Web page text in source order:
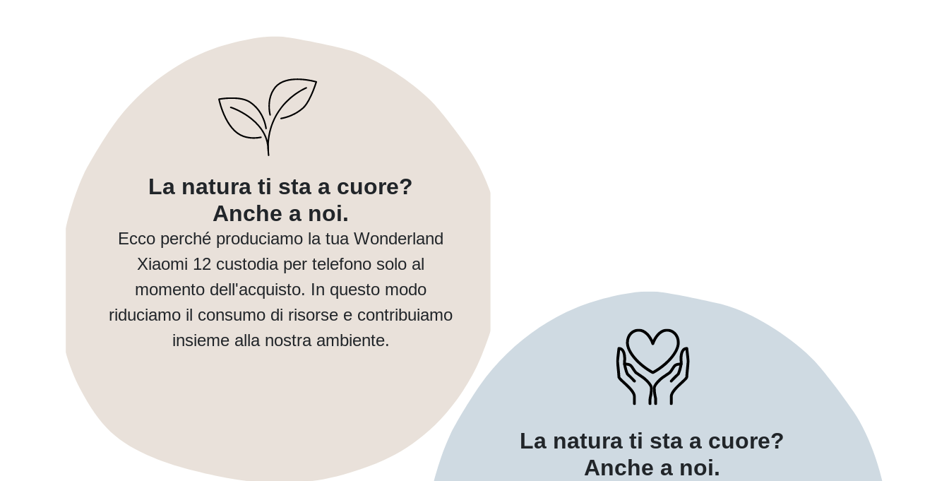
La natura ti sta a cuore?
Anche a noi.
Ecco perché produciamo la tua Wonderland
Xiaomi 12 custodia per telefono solo al
momento dell'acquisto. In questo modo
riduciamo il consumo di risorse e contribuiamo
insieme alla nostra ambiente.
La natura ti sta a cuore?
Anche a noi.